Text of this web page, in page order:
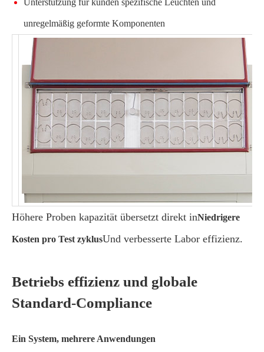
Unterstützung für kunden spezifische Leuchten und
unregelmäßig geformte Komponenten
Höhere Proben kapazität übersetzt direkt inNiedrigere
Kosten pro Test zyklusUnd verbesserte Labor effizienz.
Betriebs effizienz und globale
Standard-Compliance
Ein System, mehrere Anwendungen